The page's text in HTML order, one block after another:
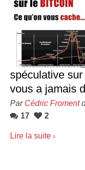
spéculative sur
vous a jamais
Par Cédric Froment
17
2
Lire la suite